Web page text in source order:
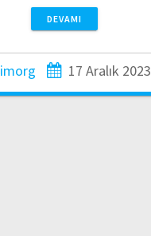
DEVAMI
17 Aralık 2023